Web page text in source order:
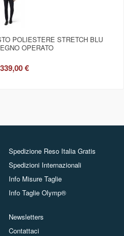
POLIESTERE STRETCH BLU
OPERATO
339,00 €
Spedizione Reso Italia Gratis
Spedizioni Internazionali
Info Misure Taglie
Info Taglie Olymp®
Newsletters
Contattaci